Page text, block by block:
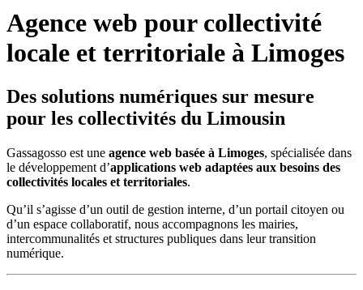
Agence web pour collectivité
locale et territoriale à Limoges
Des solutions numériques sur mesure
pour les collectivités du Limousin
Gassagosso est une agence web basée à Limoges, spécialisée dans
le développement d’applications web adaptées aux besoins des
collectivités locales et territoriales.
Qu’il s’agisse d’un outil de gestion interne, d’un portail citoyen ou
d’un espace collaboratif, nous accompagnons les mairies,
intercommunalités et structures publiques dans leur transition
numérique.